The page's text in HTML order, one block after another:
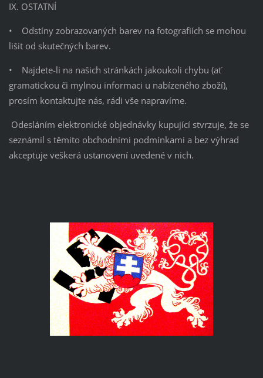
IX. OSTATNÍ
• Odstíny zobrazovaných barev na fotografiích se mohou
lišit od skutečných barev.
• Najdete-li na našich stránkách jakoukoli chybu (ať
gramatickou či mylnou informaci u nabízeného zboží),
prosím kontaktujte nás, rádi vše napravíme.
Odesláním elektronické objednávky kupující stvrzuje, že se
seznámil s těmito obchodními podmínkami a bez výhrad
akceptuje veškerá ustanovení uvedené v nich.